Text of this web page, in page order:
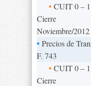
• CUIT 0 – 1
Cierre
Noviembre/2012
• Precios de
F. 743
• CUIT 0 – 1
Cierre